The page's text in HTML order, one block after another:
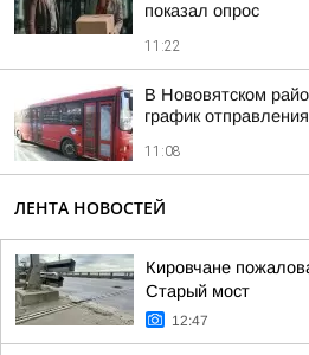
показал опрос
11:22
В Нововятском
график
11:08
ЛЕНТА НОВОСТЕЙ
Кировчане
Старый мост
12:47